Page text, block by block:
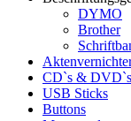
DYMO
Brother
CD`s & DVD`s
USB Sticks
Buttons